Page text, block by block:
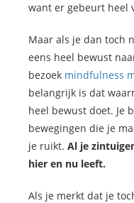
want er gebeurt heel
Maar als je dan toch
eens heel bewust
bezoek mindfulness
belangrijk is dat
heel bewust doet. Je
bewegingen die je
je ruikt. Al je
hier en nu leeft.
Als je merkt dat je